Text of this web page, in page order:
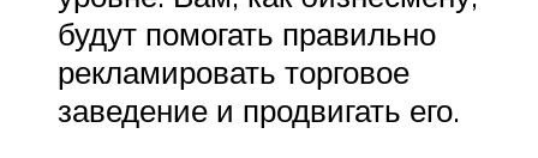
будут помогать правильно
рекламировать торговое
заведение и продвигать его.